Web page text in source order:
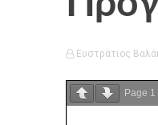
Ευστράτιος
Page 1